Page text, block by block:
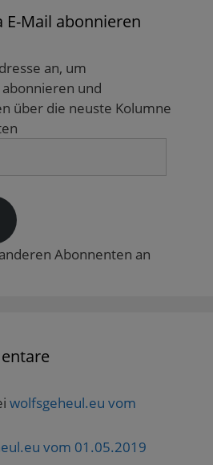
E-Mail abonnieren
an, um
und
über die neuste Kolumne
Abonnenten an
wolfsgeheul.eu vom
vom 01.05.2019